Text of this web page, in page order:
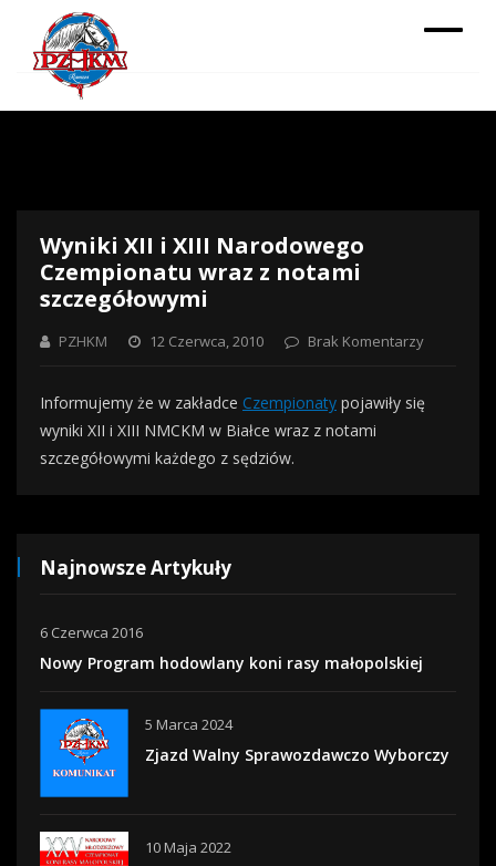
Wyniki XII i XIII Narodowego
Czempionatu wraz z notami
szczegółowymi
PZHKM 12 Czerwca, 2010 Brak Komentarzy
Informujemy że w zakładce Czempionaty pojawiły się
wyniki XII i XIII NMCKM w Białce wraz z notami
szczegółowymi każdego z sędziów.
Najnowsze Artykuły
6 Czerwca 2016
Nowy Program hodowlany koni rasy małopolskiej
5 Marca 2024
Zjazd Walny Sprawozdawczo Wyborczy
10 Maja 2022